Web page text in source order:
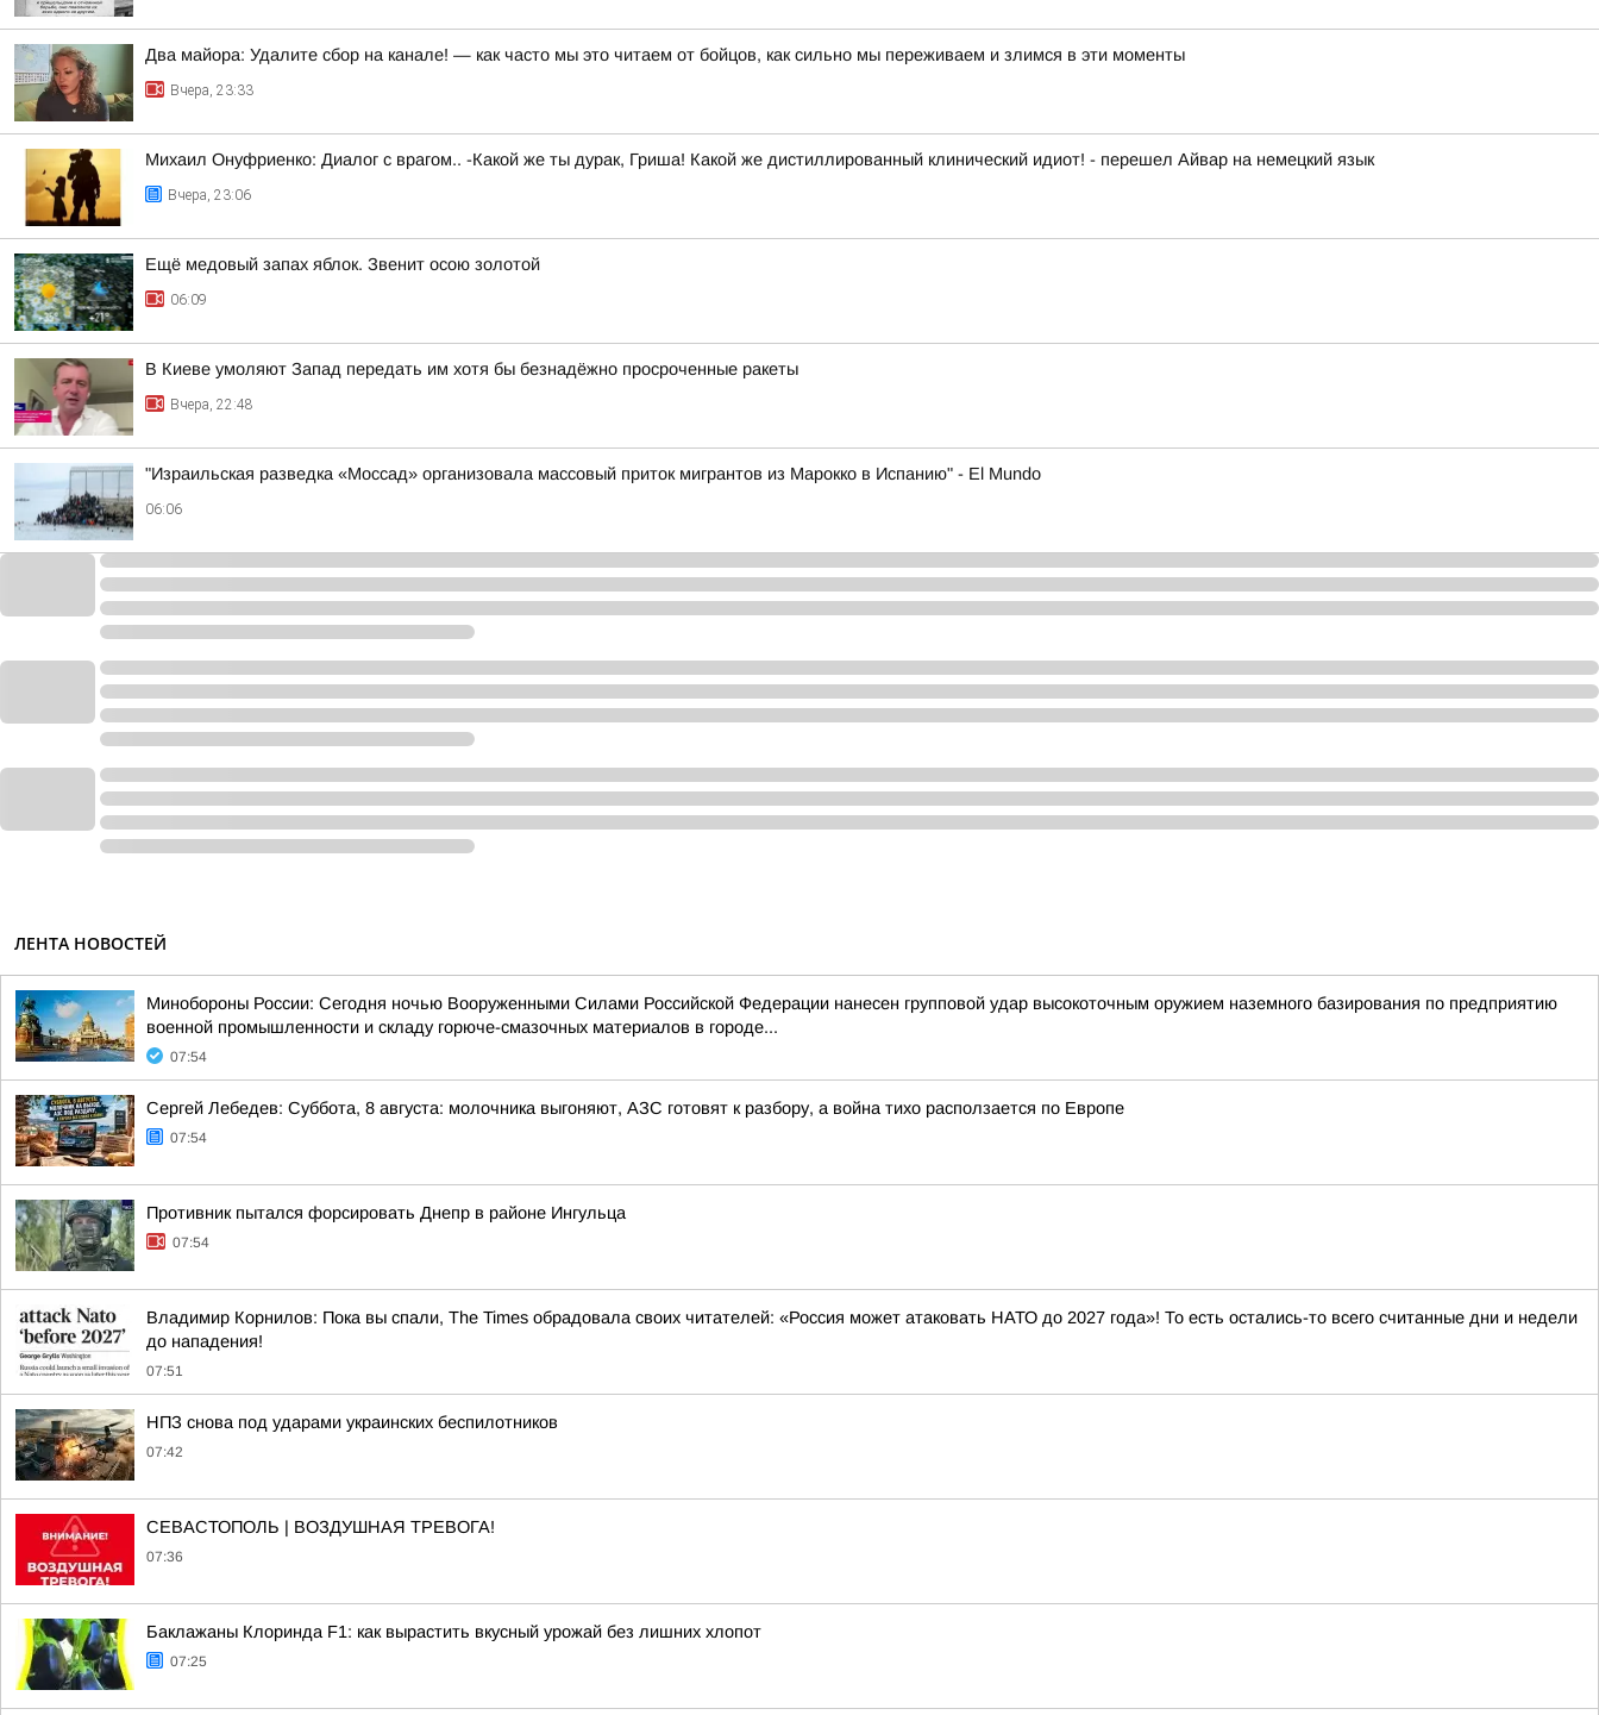
Два майора: Удалите сбор на канале! — как часто мы это читаем от бойцов, как сильно мы переживаем и злимся в эти моменты
Вчера, 23:33
Михаил Онуфриенко: Диалог с врагом.. -Какой же ты дурак, Гриша! Какой же дистиллированный клинический идиот! - перешел Айвар на немецкий язык
Вчера, 23:06
Ещё медовый запах яблок. Звенит осою золотой
06:09
В Киеве умоляют Запад передать им хотя бы безнадёжно просроченные ракеты
Вчера, 22:48
"Израильская разведка «Моссад» организовала массовый приток мигрантов из Марокко в Испанию" - El Mundo
06:06
ЛЕНТА НОВОСТЕЙ
Минобороны России: Сегодня ночью Вооруженными Силами Российской Федерации нанесен групповой удар высокоточным оружием наземного базирования по предприятию
военной промышленности и складу горюче-смазочных материалов в городе...
07:54
Сергей Лебедев: Суббота, 8 августа: молочника выгоняют, АЗС готовят к разбору, а война тихо расползается по Европе
07:54
Противник пытался форсировать Днепр в районе Ингульца
07:54
Владимир Корнилов: Пока вы спали, The Times обрадовала своих читателей: «Россия может атаковать НАТО до 2027 года»! То есть остались-то всего считанные дни и недели
до нападения!
07:51
НПЗ снова под ударами украинских беспилотников
07:42
СЕВАСТОПОЛЬ | ВОЗДУШНАЯ ТРЕВОГА!
07:36
Баклажаны Клоринда F1: как вырастить вкусный урожай без лишних хлопот
07:25